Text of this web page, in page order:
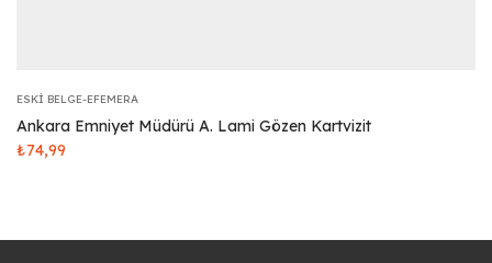
ESKI BELGE-EFEMERA
Ankara Emniyet Müdürü A. Lami Gözen Kartvizit
₺74,99